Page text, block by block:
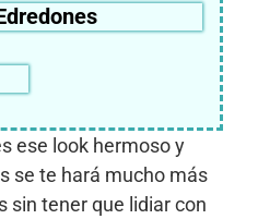
ese look hermoso y
se te hará mucho más
sin tener que lidiar con